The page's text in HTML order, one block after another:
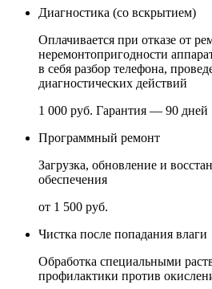
Диагностика (со вскрытием)
Оплачивается при отказе от
неремонтопригодности
в себя разбор телефона,
диагностических действий
1 000 руб. Гарантия — 90 дней
Программный ремонт
Загрузка, обновление и
обеспечения
от 1 500 руб.
Чистка после попадания влаги
Обработка специальными
профилактики против